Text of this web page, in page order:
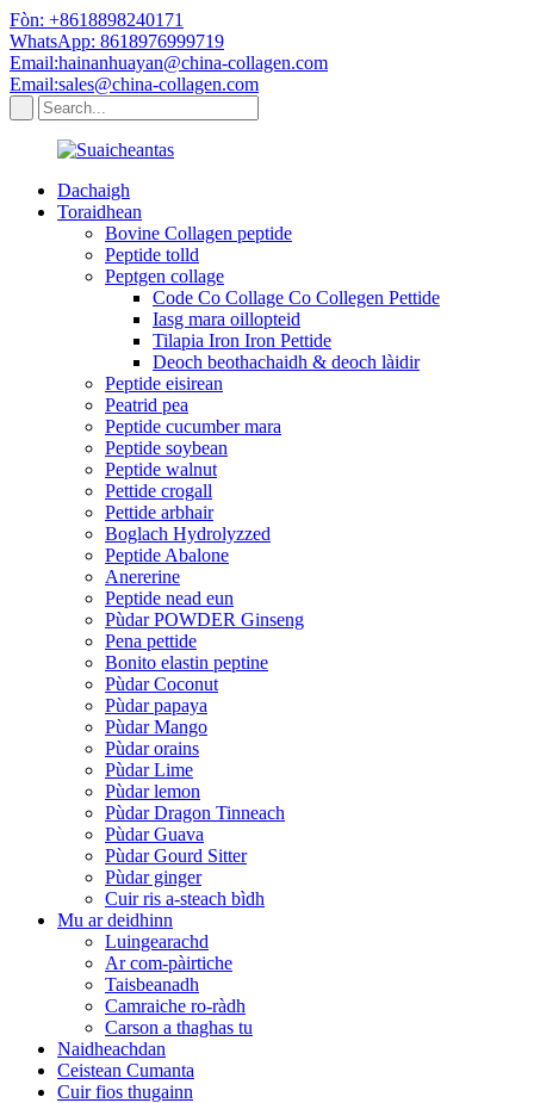
Fòn: +8618898240171
WhatsApp: 8618976999719
Email:hainanhuayan@china-collagen.com
Email:sales@china-collagen.com
Dachaigh
Toraidhean
Bovine Collagen peptide
Peptide tolld
Peptgen collage
Code Co Collage Co Collegen Pettide
Iasg mara oillopteid
Tilapia Iron Iron Pettide
Deoch beothachaidh & deoch làidir
Peptide eisirean
Peatrid pea
Peptide cucumber mara
Peptide soybean
Peptide walnut
Pettide crogall
Pettide arbhair
Boglach Hydrolyzzed
Peptide Abalone
Anererine
Peptide nead eun
Pùdar POWDER Ginseng
Pena pettide
Bonito elastin peptine
Pùdar Coconut
Pùdar papaya
Pùdar Mango
Pùdar orains
Pùdar Lime
Pùdar lemon
Pùdar Dragon Tinneach
Pùdar Guava
Pùdar Gourd Sitter
Pùdar ginger
Cuir ris a-steach bìdh
Mu ar deidhinn
Luingearachd
Ar com-pàirtiche
Taisbeanadh
Camraiche ro-ràdh
Carson a thaghas tu
Naidheachdan
Ceistean Cumanta
Cuir fios thugainn